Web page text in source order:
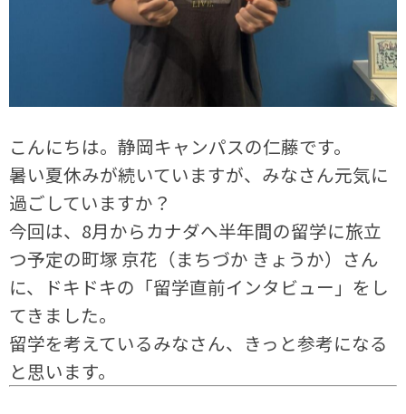
こんにちは。静岡キャンパスの仁藤です。
暑い夏休みが続いていますが、みなさん元気に
過ごしていますか？
今回は、8月からカナダへ半年間の留学に旅立
つ予定の町塚 京花（まちづか きょうか）さん
に、ドキドキの「留学直前インタビュー」をし
てきました。
留学を考えているみなさん、きっと参考になる
と思います。